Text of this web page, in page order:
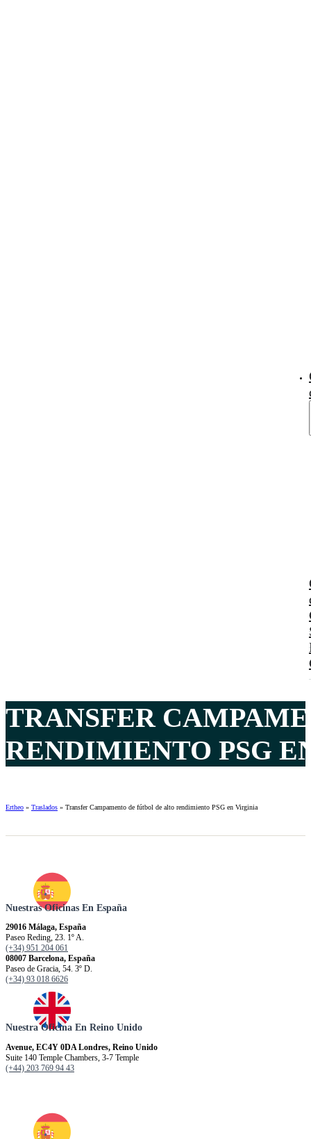
TRANSFER
RENDIMIENTO PSG
Ertheo » Traslados » Transfer Campamento de fútbol de alto rendimiento PSG en Virginia
Nuestras Oficinas En España
29016 Málaga, España
Paseo Reding, 23. 1º A.
(+34) 951 204 061
08007 Barcelona, España
Paseo de Gracia, 54. 3º D.
(+34) 93 018 6626
Nuestra Oficina En Reino Unido
Avenue, EC4Y 0DA Londres, Reino Unido
Suite 140 Temple Chambers, 3-7 Temple
(+44) 203 769 94 43